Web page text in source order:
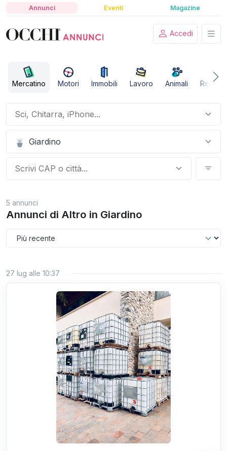
Annunci Eventi Magazine
Accedi
Mercatino Motori Immobili Lavoro Animali
Giardino
5 annunci
Annunci di Altro in Giardino
27 lug alle 10:37